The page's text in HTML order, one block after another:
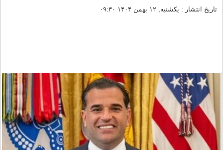
تاریخ انتشار : یکشنبه, ۱۲ بهمن ۱۴۰۴ ۰۹:۳۰